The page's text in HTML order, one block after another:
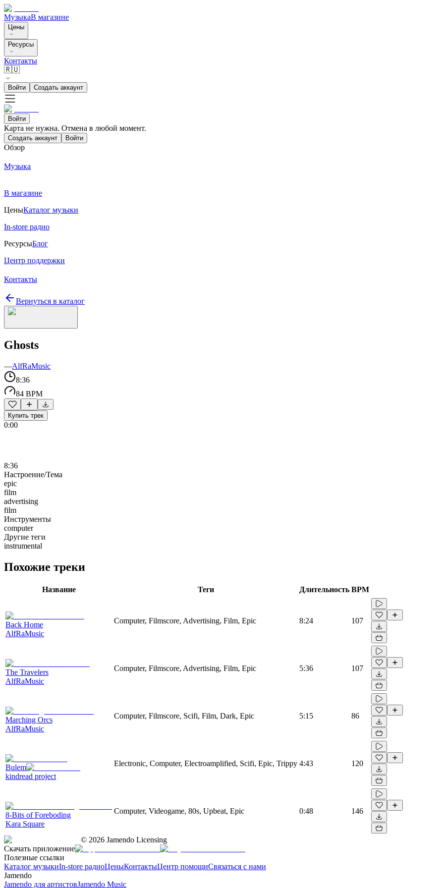
МузыкаВ магазине
Цены
Ресурсы
Контакты
🇷🇺
Войти Создать аккаунт
Войти
Карта не нужна. Отмена в любой момент.
Создать аккаунт Войти
Обзор
Музыка
В магазине
ЦеныКаталог музыки
In-store радио
РесурсыБлог
Центр поддержки
Контакты
Вернуться в каталог
Ghosts
—AlfRaMusic
8:36
84 BPM
Купить трек
0:00
8:36
Настроение/Тема
epic
film
advertising
film
Инструменты
computer
Другие теги
instrumental
Похожие треки
Название Теги Длительность BPM
Back Home
AlfRaMusic
Computer, Filmscore, Advertising, Film, Epic 8:24 107
The Travelers
AlfRaMusic
Computer, Filmscore, Advertising, Film, Epic 5:36 107
Marching Orcs
AlfRaMusic
Computer, Filmscore, Scifi, Film, Dark, Epic 5:15 86
Bulem
kindread project
Electronic, Computer, Electroamplified, Scifi, Epic, Trippy 4:43 120
8-Bits of Foreboding
Kara Square
Computer, Videogame, 80s, Upbeat, Epic 0:48 146
© 2026 Jamendo Licensing
Скачать приложение
Полезные ссылки
Каталог музыкиIn-store радиоЦеныКонтактыЦентр помощиСвязаться с нами
Jamendo
Jamendo для артистовJamendo Music